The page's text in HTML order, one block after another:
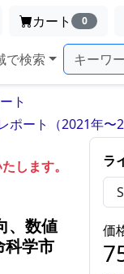
カート 0
で検索
ト
ート（2021年〜
します。
、数値
科学市
ラ
価